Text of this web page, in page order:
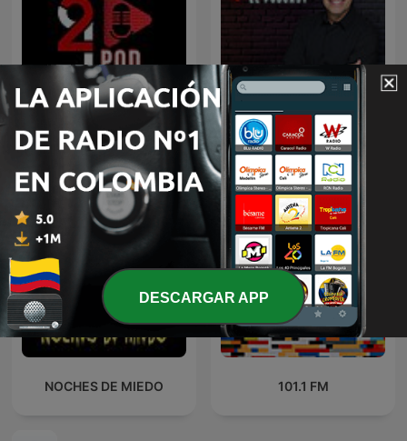
624 Pod
La Entrevista con Yordi
Rosado
NOCHES DE MIEDO 101.1 FM
DESCARGAR APP